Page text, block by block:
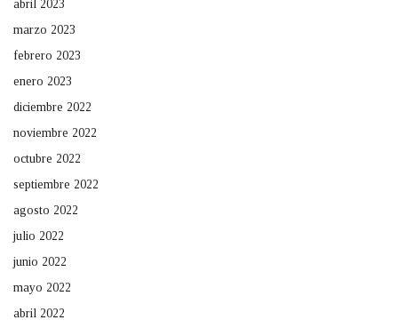
abril 2023
marzo 2023
febrero 2023
enero 2023
diciembre 2022
noviembre 2022
octubre 2022
septiembre 2022
agosto 2022
julio 2022
junio 2022
mayo 2022
abril 2022